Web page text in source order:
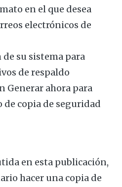
en el que desea
electrónicos de
su sistema para
de respaldo
Generar ahora para
de copia de seguridad
en esta publicación,
hacer una copia de